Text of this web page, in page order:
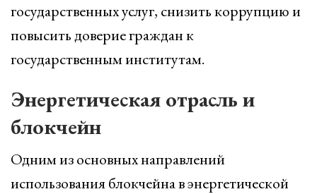
государственных услуг, снизить коррупцию и
повысить доверие граждан к
государственным институтам.
Энергетическая отрасль и
блокчейн
Одним из основных направлений
использования блокчейна в энергетической